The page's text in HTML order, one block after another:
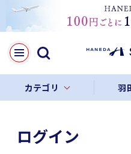
カテゴリ 羽
ログイン